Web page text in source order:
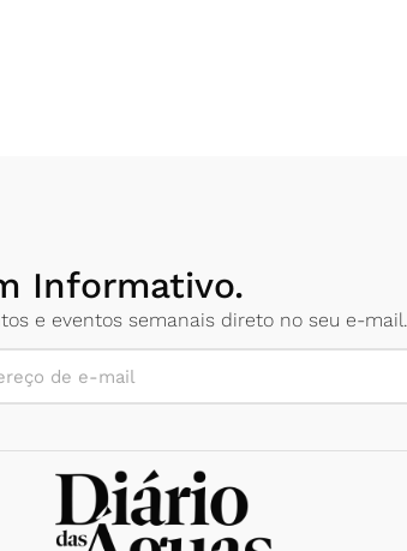
Informativo.
e eventos semanais direto no seu e-mail.